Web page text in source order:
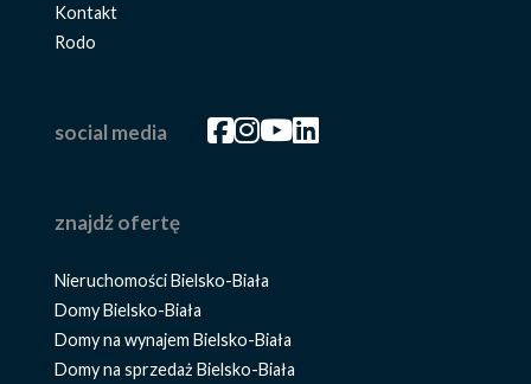
Kontakt
Rodo
social media Facebook
Facebook
Facebook
Facebook
znajdź ofertę
Nieruchomości Bielsko-Biała
Domy Bielsko-Biała
Domy na wynajem Bielsko-Biała
Domy na sprzedaż Bielsko-Biała